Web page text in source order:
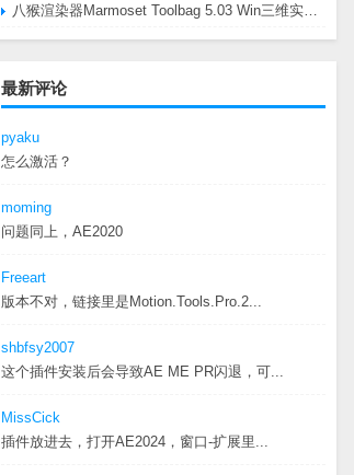
八猴渲染器Marmoset Toolbag 5.03 Win三维实时渲染软件
最新评论
pyaku
怎么激活？
moming
问题同上，AE2020
Freeart
版本不对，链接里是Motion.Tools.Pro.2...
shbfsy2007
这个插件安装后会导致AE ME PR闪退，可...
MissCick
插件放进去，打开AE2024，窗口-扩展里...